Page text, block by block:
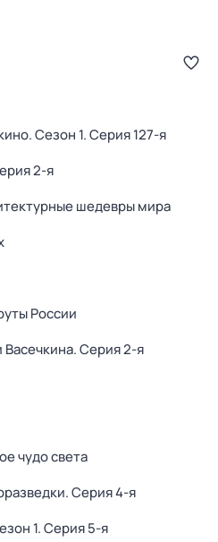
. Сезон 1. Серия 127-я
2-я
шедевры мира
России
Васечкина. Серия 2-я
чудо света
. Серия 4-я
1. Серия 5-я